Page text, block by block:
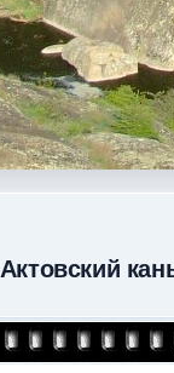
Актовский